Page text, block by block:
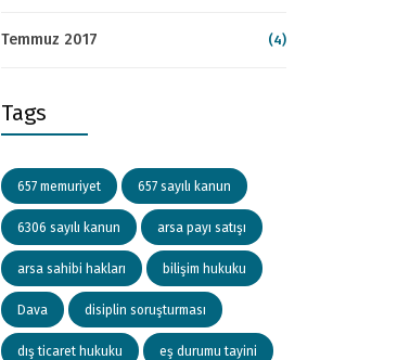
Temmuz 2017 (4)
Tags
657 memuriyet 657 sayılı kanun
6306 sayılı kanun arsa payı satışı
arsa sahibi hakları bilişim hukuku
Dava disiplin soruşturması
dış ticaret hukuku eş durumu tayini